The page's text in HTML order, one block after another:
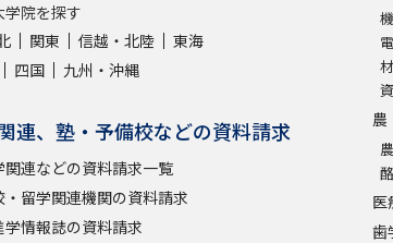
院を探す
関東 信越・北陸
東海
四国 九州・沖縄
連、塾・予備校などの資料請求
関連などの資料請求一覧
留学関連機関の資料請求
情報誌の資料請求
農
医
歯